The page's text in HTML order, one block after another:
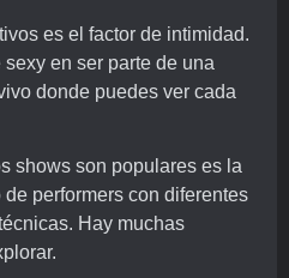
es el factor de intimidad.
en ser parte de una
donde puedes ver cada
shows son populares es la
performers con diferentes
Hay muchas